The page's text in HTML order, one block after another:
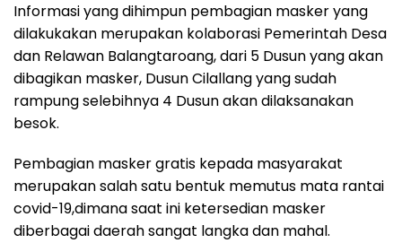
Informasi yang dihimpun pembagian masker yang
dilakukakan merupakan kolaborasi Pemerintah Desa
dan Relawan Balangtaroang, dari 5 Dusun yang akan
dibagikan masker, Dusun Cilallang yang sudah
rampung selebihnya 4 Dusun akan dilaksanakan
besok.
Pembagian masker gratis kepada masyarakat
merupakan salah satu bentuk memutus mata rantai
covid-19,dimana saat ini ketersedian masker
diberbagai daerah sangat langka dan mahal.